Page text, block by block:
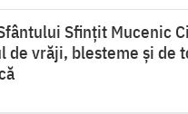
Sfințit Mucenic
de vrăji, blesteme și de